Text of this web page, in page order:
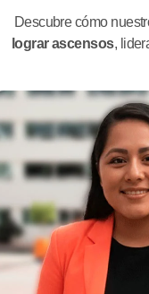
Descubre cómo
lograr ascensos,